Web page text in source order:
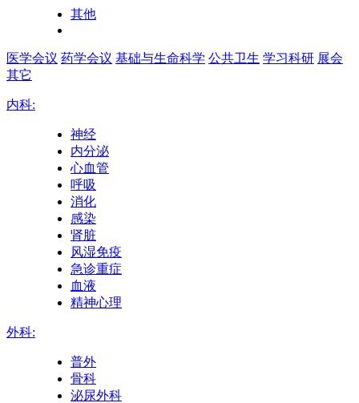
其他
医学会议 药学会议 基础与生命科学 公共卫生 学习科研 展会
其它
内科:
神经
内分泌
心血管
呼吸
消化
感染
肾脏
风湿免疫
急诊重症
血液
精神心理
外科:
普外
骨科
泌尿外科